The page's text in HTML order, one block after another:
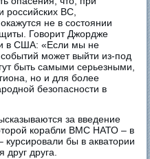
российских ВС,
не в состоянии
Говорит Джордже
в США: «Если мы не
может выйти из-под
быть самыми серьезными,
но и для более
безопасности в
за введение
корабли ВМС НАТО – в
бы в акватории
друг друга.